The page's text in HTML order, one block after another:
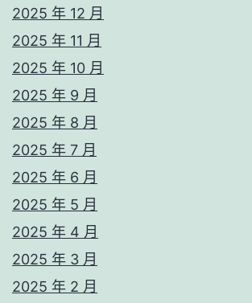
2025 年 12 月
2025 年 11 月
2025 年 10 月
2025 年 9 月
2025 年 8 月
2025 年 7 月
2025 年 6 月
2025 年 5 月
2025 年 4 月
2025 年 3 月
2025 年 2 月